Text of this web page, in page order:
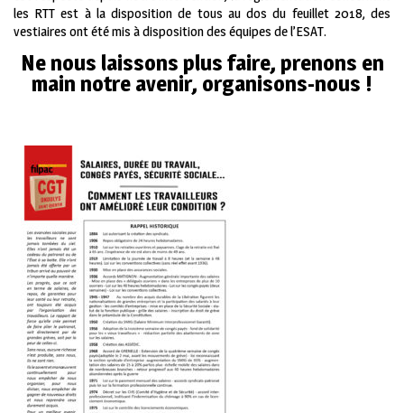
les RTT est à la disposition de tous au dos du feuillet 2018, des
vestiaires ont été mis à disposition des équipes de l’ESAT.
Ne nous laissons plus faire, prenons en
main notre avenir, organisons-nous !